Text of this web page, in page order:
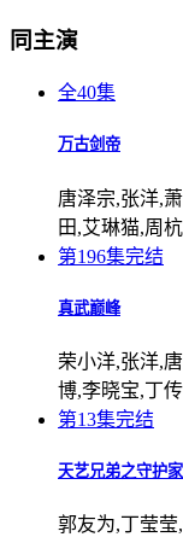
同主演
全40集
万古剑帝
唐泽宗,张洋,
田,艾琳猫,周
第196集完结
真武巅峰
荣小洋,张洋,
博,李晓宝,丁
第13集完结
天艺兄弟之守护
郭友为,丁莹莹